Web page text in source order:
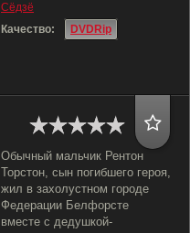
Сёдзё
Качество:
DVDRip
Обычный мальчик Рентон
Торстон, сын погибшего героя,
жил в захолустном городе
Федерации Белфорсте
вместе с дедушкой-